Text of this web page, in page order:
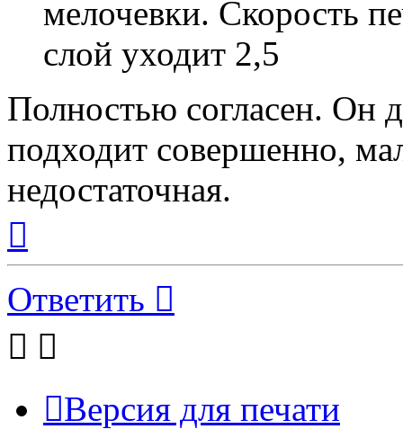
мелочевки. Скорость
слой уходит 2,5
Полностью согласен. Он
подходит совершенно,
недостаточная.
началу
Ответить
Версия для печати